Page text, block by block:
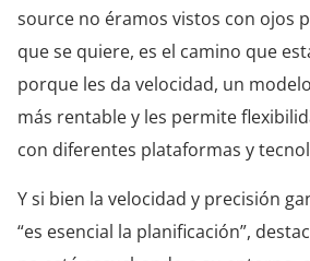
source no éramos vistos con ojos
que se quiere, es el camino que
porque les da velocidad, un
más rentable y les permite
con diferentes plataformas y
Y si bien la velocidad y precisión
“es esencial la planificación”,